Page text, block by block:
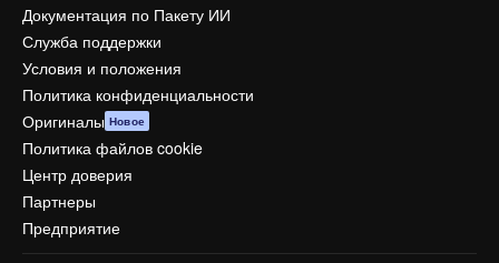
Документация по Пакету ИИ
Служба поддержки
Условия и положения
Политика конфиденциальности
Оригиналы Новое
Политика файлов cookie
Центр доверия
Партнеры
Предприятие